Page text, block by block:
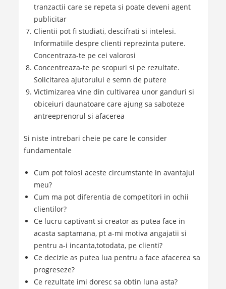
tranzactii care se repeta si poate deveni agent
publicitar
Clientii pot fi studiati, descifrati si intelesi.
Informatiile despre clienti reprezinta putere.
Concentraza-te pe cei valorosi
Concentreaza-te pe scopuri si pe rezultate.
Solicitarea ajutorului e semn de putere
Victimizarea vine din cultivarea unor ganduri si
obiceiuri daunatoare care ajung sa saboteze
antreeprenorul si afacerea
Si niste intrebari cheie pe care le consider
fundamentale
Cum pot folosi aceste circumstante in avantajul
meu?
Cum ma pot diferentia de competitori in ochii
clientilor?
Ce lucru captivant si creator as putea face in
acasta saptamana, pt a-mi motiva angajatii si
pentru a-i incanta,totodata, pe clienti?
Ce decizie as putea lua pentru a face afacerea sa
progreseze?
Ce rezultate imi doresc sa obtin luna asta?